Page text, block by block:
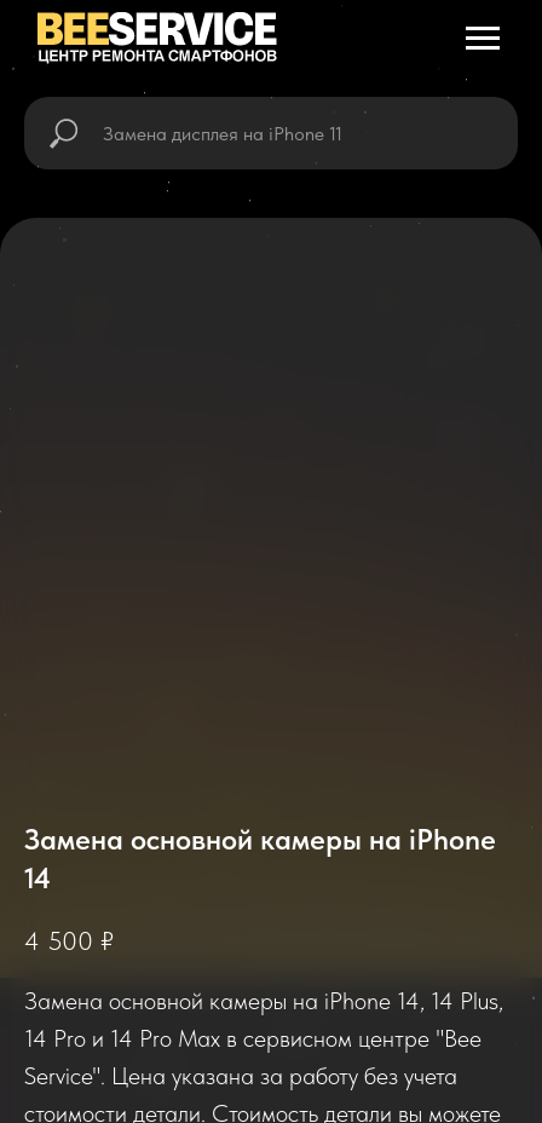
Замена основной камеры на iPhone
14
4 500 ₽
Замена основной камеры на iPhone 14, 14 Plus,
14 Pro и 14 Pro Max в сервисном центре "Bee
Service". Цена указана за работу без учета
стоимости детали. Стоимость детали вы можете
Если вы обращались в наш сервисный центр,
просим вас поделиться своим отзывом. Нам
Отзывы о нашем сервисе